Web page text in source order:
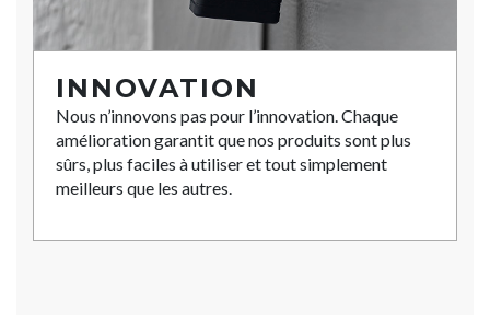
INNOVATION
Nous n’innovons pas pour l’innovation. Chaque
amélioration garantit que nos produits sont plus
sûrs, plus faciles à utiliser et tout simplement
meilleurs que les autres.